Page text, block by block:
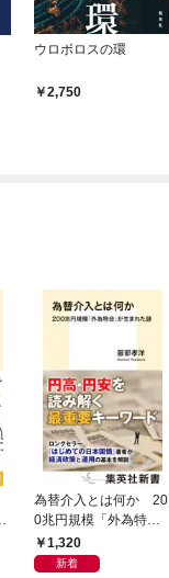
ウロボロスの環
2,750
為替介入とは何か 20
0兆円規模「外為特
会」が生まれた謎
1,320
新着